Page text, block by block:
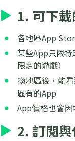
1. 可下
各地區App
某些App只限
限定的遊戲）
換地區後，能
區有的App
App價格也會因
2. 訂閱